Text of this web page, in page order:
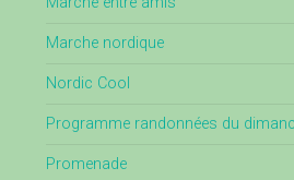
Marche nordique
Nordic Cool
Programme randonnées du
Promenade